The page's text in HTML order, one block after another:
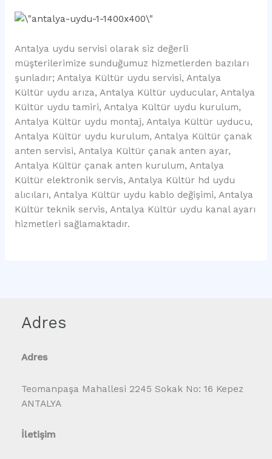
Antalya uydu servisi olarak siz değerli
müşterilerimize sunduğumuz hizmetlerden bazıları
şunladır; Antalya Kültür uydu servisi, Antalya
Kültür uydu arıza, Antalya Kültür uyducular, Antalya
Kültür uydu tamiri, Antalya Kültür uydu kurulum,
Antalya Kültür uydu montaj, Antalya Kültür uyducu,
Antalya Kültür uydu kurulum, Antalya Kültür çanak
anten servisi, Antalya Kültür çanak anten ayar,
Antalya Kültür çanak anten kurulum, Antalya
Kültür elektronik servis, Antalya Kültür hd uydu
alıcıları, Antalya Kültür uydu kablo değişimi, Antalya
Kültür teknik servis, Antalya Kültür uydu kanal ayarı
hizmetleri sağlamaktadır.
Adres
Adres
Teomanpaşa Mahallesi 2245 Sokak No: 16 Kepez
ANTALYA
İletişim